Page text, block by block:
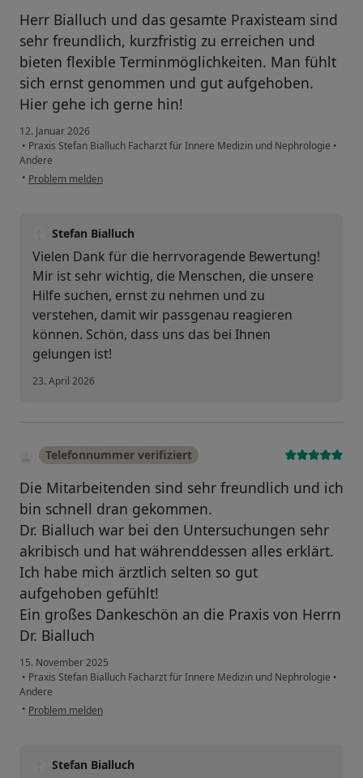
Herr Bialluch und das gesamte Praxisteam sind
sehr freundlich, kurzfristig zu erreichen und
bieten flexible Terminmöglichkeiten. Man fühlt
sich ernst genommen und gut aufgehoben.
Hier gehe ich gerne hin!
12. Januar 2026
• Praxis Stefan Bialluch Facharzt für Innere Medizin und Nephrologie •
Andere
• Problem melden
Stefan Bialluch
Vielen Dank für die herrvoragende Bewertung!
Mir ist sehr wichtig, die Menschen, die unsere
Hilfe suchen, ernst zu nehmen und zu
verstehen, damit wir passgenau reagieren
können. Schön, dass uns das bei Ihnen
gelungen ist!
23. April 2026
Telefonnummer verifiziert
Die Mitarbeitenden sind sehr freundlich und ich
bin schnell dran gekommen.
Dr. Bialluch war bei den Untersuchungen sehr
akribisch und hat währenddessen alles erklärt.
Ich habe mich ärztlich selten so gut
aufgehoben gefühlt!
Ein großes Dankeschön an die Praxis von Herrn
Dr. Bialluch
15. November 2025
• Praxis Stefan Bialluch Facharzt für Innere Medizin und Nephrologie •
Andere
• Problem melden
Stefan Bialluch